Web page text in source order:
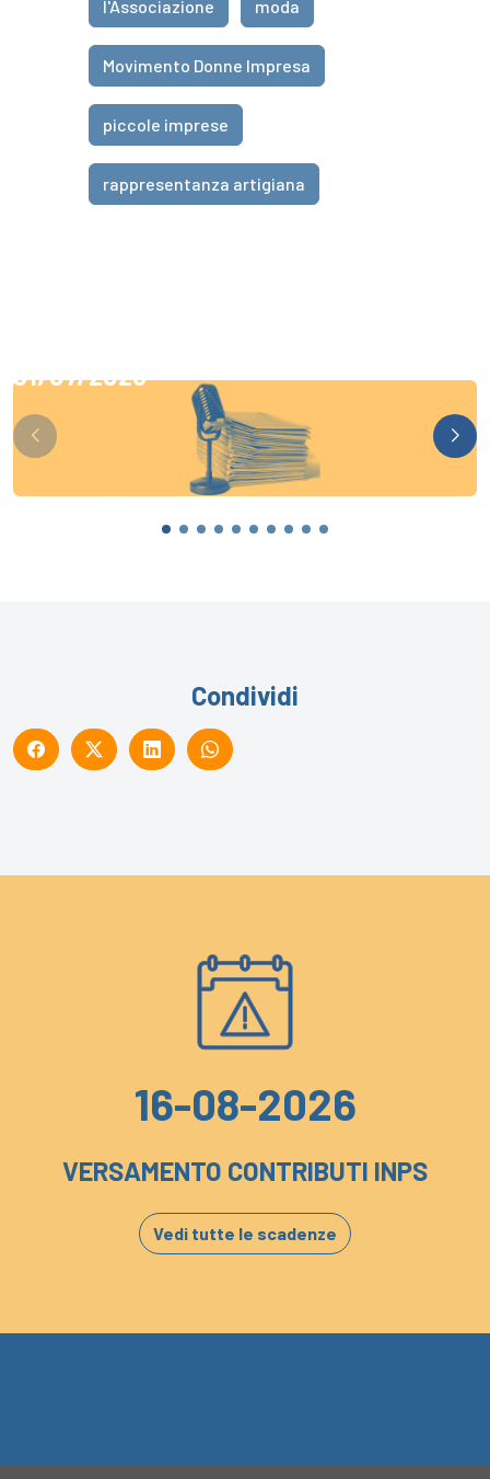
l'Associazione moda
Movimento Donne Impresa
piccole imprese
rappresentanza artigiana
31/07/2026
Condividi
16-08-2026
VERSAMENTO CONTRIBUTI INPS
Vedi tutte le scadenze